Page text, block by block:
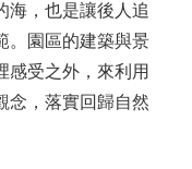
海，也是讓後人追
。園區的建築與景
感受之外，來利用
念，落實回歸自然